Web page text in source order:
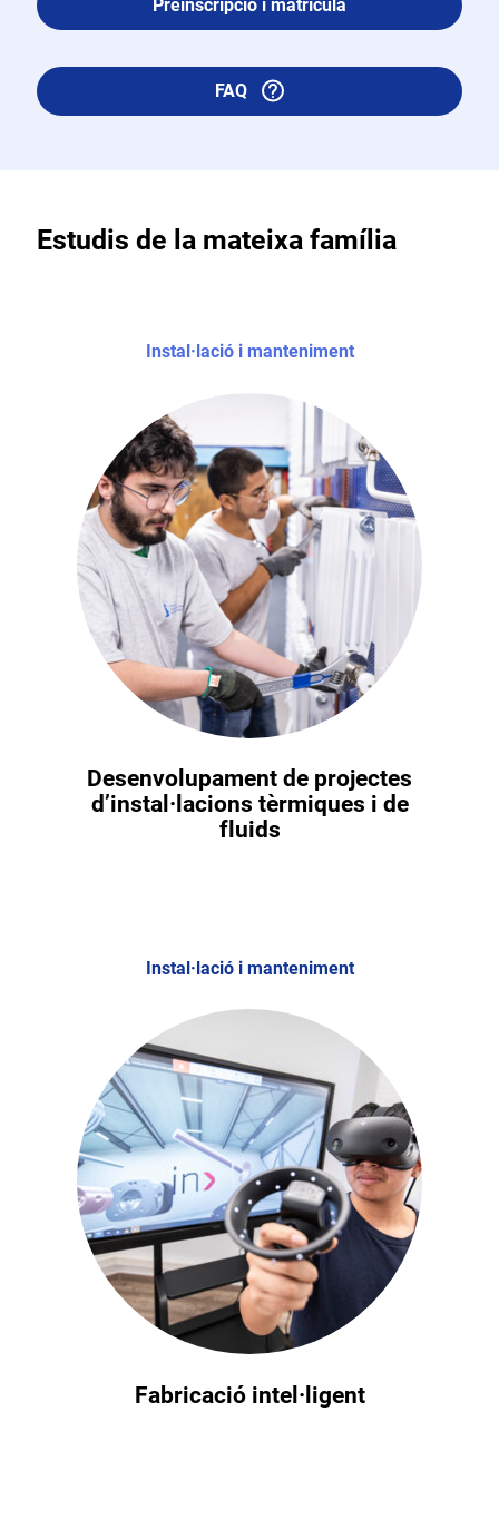
Preinscripció i matrícula
FAQ
Estudis de la mateixa família
Desenvolupament de projectes
d’instal·lacions tèrmiques i de
fluids
Instal·lació i manteniment
Fabricació intel·ligent
Instal·lació i manteniment